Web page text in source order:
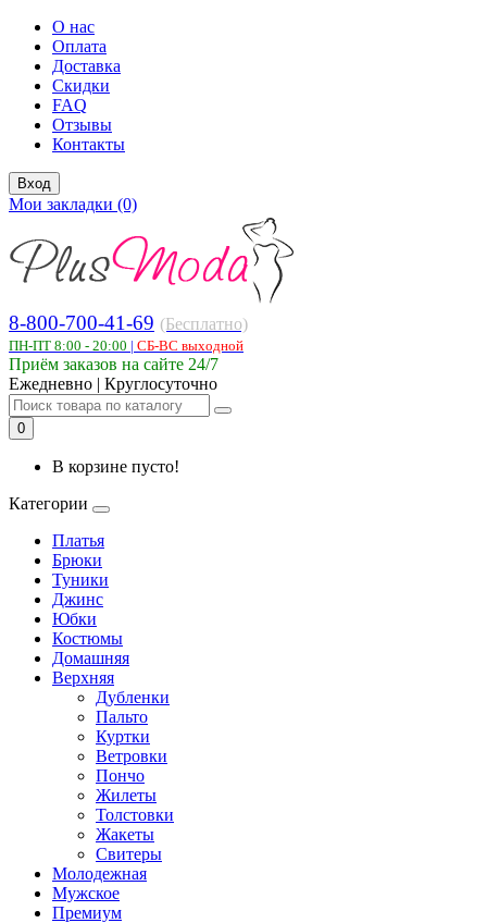
О нас
Оплата
Доставка
Скидки
FAQ
Отзывы
Контакты
Вход
Мои закладки (0)
8-800-700-41-69 (Бесплатно)
ПН-ПТ 8:00 - 20:00 | СБ-ВС выходной
Приём заказов на сайте 24/7
Ежедневно | Круглосуточно
0
В корзине пусто!
Категории
Платья
Брюки
Туники
Джинс
Юбки
Костюмы
Домашняя
Верхняя
Дубленки
Пальто
Куртки
Ветровки
Пончо
Жилеты
Толстовки
Жакеты
Свитеры
Молодежная
Мужское
Премиум